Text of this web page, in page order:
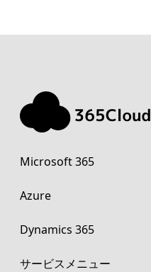
Microsoft 365
Azure
Dynamics 365
サービスメニュー